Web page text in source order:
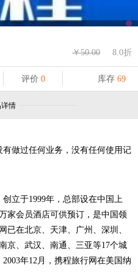
￥50.00 8.0折
评价 0 库存 69
情
做过任何业务，没有任何使用记
立于1999年，总部设在中国上
家会员酒店可供预订，是中国领
已在北京、天津、广州、深圳、
京、武汉、南通、三亚等17个城
年12月，携程旅行网在美国纳